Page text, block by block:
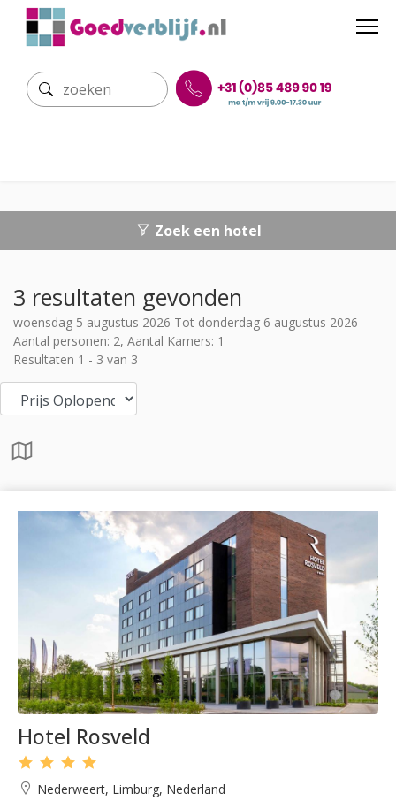
Zoek een hotel
3 resultaten gevonden
woensdag 5 augustus 2026 Tot donderdag 6 augustus 2026
Aantal personen: 2, Aantal Kamers: 1
Resultaten 1 - 3 van 3
Hotel Rosveld
Nederweert, Limburg, Nederland